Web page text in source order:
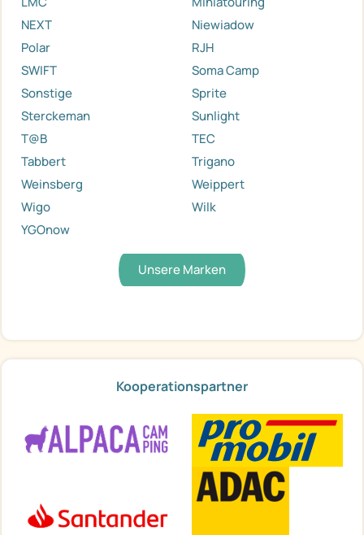
NEXT
Niewiadow
Polar
RJH
SWIFT
Soma Camp
Sonstige
Sprite
Sterckeman
Sunlight
T@B
TEC
Tabbert
Trigano
Weinsberg
Weippert
Wigo
Wilk
YGOnow
Unsere Marken
Kooperationspartner